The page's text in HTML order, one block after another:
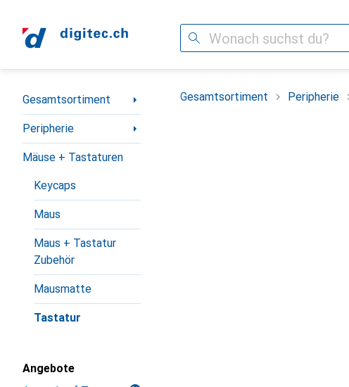
Suche
Navigation nach Kategorien
Gesamtsortiment
Peripherie
Mäuse + Tastaturen
Keycaps
Maus
Maus + Tastatur
Zubehör
Mausmatte
Tastatur
Angebote
Gesamtsortiment Peripherie